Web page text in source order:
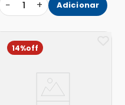
− 1 + Adicionar
14%